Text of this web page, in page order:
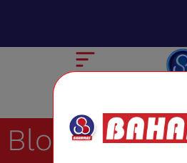
Blog